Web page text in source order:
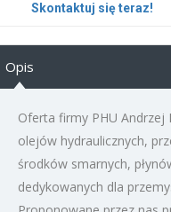
Skontaktuj się teraz!
Opis
Oferta firmy PHU
olejów hydraulicznych,
środków smarnych,
dedykowanych dla